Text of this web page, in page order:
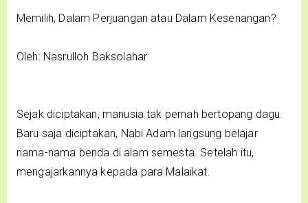
Memilih, Dalam Perjuangan atau Dalam Kesenangan?
Oleh: Nasrulloh Baksolahar
Sejak diciptakan, manusia tak pernah bertopang dagu.
Baru saja diciptakan, Nabi Adam langsung belajar
nama-nama benda di alam semesta. Setelah itu,
mengajarkannya kepada para Malaikat.